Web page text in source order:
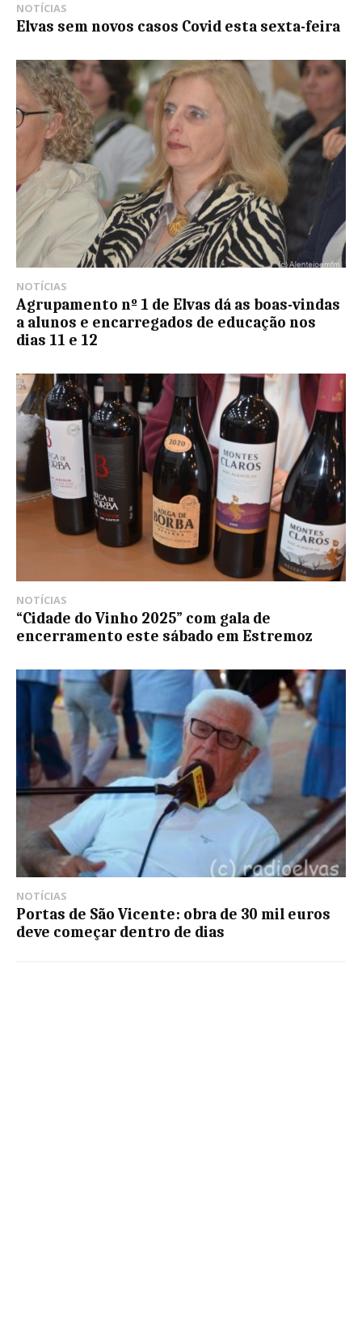
NOTÍCIAS
Elvas sem novos casos Covid esta sexta-feira
NOTÍCIAS
Agrupamento nº 1 de Elvas dá as boas-vindas
a alunos e encarregados de educação nos
dias 11 e 12
NOTÍCIAS
“Cidade do Vinho 2025” com gala de
encerramento este sábado em Estremoz
NOTÍCIAS
Portas de São Vicente: obra de 30 mil euros
deve começar dentro de dias